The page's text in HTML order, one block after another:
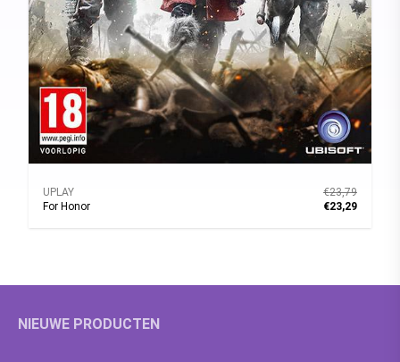
UPLAY
For Honor
€23,79
€23,29
NIEUWE PRODUCTEN